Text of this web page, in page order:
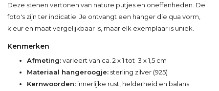
Deze stenen vertonen van nature putjes en oneffenheden. De
foto's zijn ter indicatie. Je ontvangt een hanger die qua vorm,
kleur en maat vergelijkbaar is, maar elk exemplaar is uniek.
Kenmerken
Afmeting:varieert van ca. 2 x 1 tot 3 x 1,5 cm
Materiaal hangeroogje: sterling zilver (925)
Kernwoorden: innerlijke rust, helderheid en balans